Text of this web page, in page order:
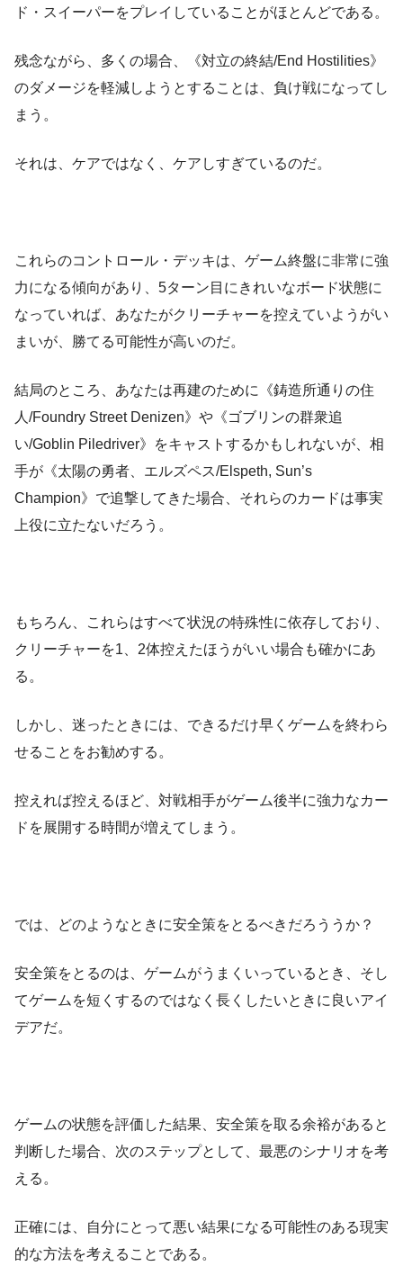
ド・スイーパーをプレイしていることがほとんどである。
残念ながら、多くの場合、《対立の終結/End Hostilities》
のダメージを軽減しようとすることは、負け戦になってし
まう。
それは、ケアではなく、ケアしすぎているのだ。
これらのコントロール・デッキは、ゲーム終盤に非常に強
力になる傾向があり、5ターン目にきれいなボード状態に
なっていれば、あなたがクリーチャーを控えていようがい
まいが、勝てる可能性が高いのだ。
結局のところ、あなたは再建のために《鋳造所通りの住
人/Foundry Street Denizen》や《ゴブリンの群衆追
い/Goblin Piledriver》をキャストするかもしれないが、相
手が《太陽の勇者、エルズペス/Elspeth, Sun’s
Champion》で追撃してきた場合、それらのカードは事実
上役に立たないだろう。
もちろん、これらはすべて状況の特殊性に依存しており、
クリーチャーを1、2体控えたほうがいい場合も確かにあ
る。
しかし、迷ったときには、できるだけ早くゲームを終わら
せることをお勧めする。
控えれば控えるほど、対戦相手がゲーム後半に強力なカー
ドを展開する時間が増えてしまう。
では、どのようなときに安全策をとるべきだろううか？
安全策をとるのは、ゲームがうまくいっているとき、そし
てゲームを短くするのではなく長くしたいときに良いアイ
デアだ。
ゲームの状態を評価した結果、安全策を取る余裕があると
判断した場合、次のステップとして、最悪のシナリオを考
える。
正確には、自分にとって悪い結果になる可能性のある現実
的な方法を考えることである。